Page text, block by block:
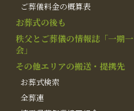
ご葬儀料金の概算表
お葬式の後も
秩父とご葬儀の情報誌「一期一
会」
その他エリアの搬送・提携先
お葬式検索
全葬連